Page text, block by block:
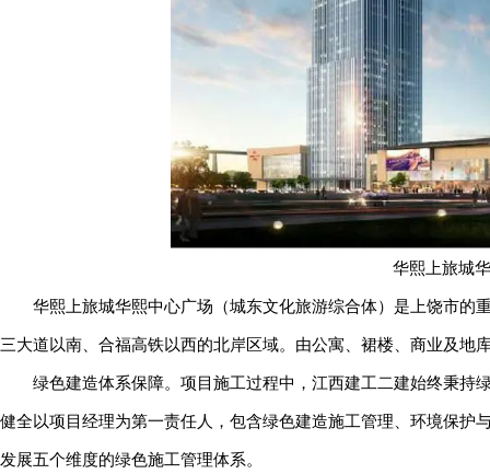
华熙上旅城
华熙上旅城华熙中心广场（城东文化旅游综合体）是上饶市的
三大道以南、合福高铁以西的北岸区域。由公寓、裙楼、商业及地
绿色建造体系保障。项目施工过程中，江西建工二建始终秉持
健全以项目经理为第一责任人，包含绿色建造施工管理、环境保
发展五个维度的绿色施工管理体系。